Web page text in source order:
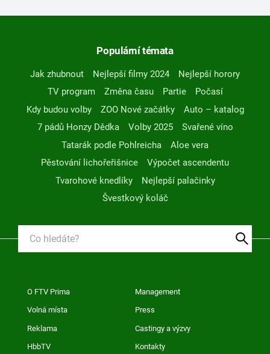
Populární témata
Jak zhubnout Nejlepší filmy 2024
Nejlepší horory
TV program
Změna času Partie
Počasí
Kdy budou volby
ZOO Nové začátky
Auto – katalog
7 pádů Honzy Dědka
Volby 2025
Svařené víno
Tatarák podle Pohlreicha
Aloe vera
Pěstování lichořeřišnice
Výpočet ascendentu
Tvarohové knedlíky
Nejlepší palačinky
Švestkový koláč
O FTV Prima Management
Volná místa Press
Reklama Castingy a výzvy
HbbTV Kontakty